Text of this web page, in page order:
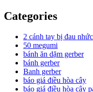
Categories
2 cánh tay bị đau nhức
50 megumi
bánh ăn dặm gerber
bánh gerber
Banh gerber
báo giá điều hòa cây
báo giá điều hòa cây